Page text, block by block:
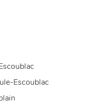
Escoublac